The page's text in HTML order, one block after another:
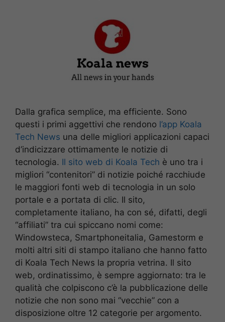
Dalla grafica semplice, ma efficiente. Sono
questi i primi aggettivi che rendono l’app Koala
Tech News una delle migliori applicazioni capaci
d’indicizzare ottimamente le notizie di
tecnologia. Il sito web di Koala Tech è uno tra i
migliori “contenitori” di notizie poiché racchiude
le maggiori fonti web di tecnologia in un solo
portale e a portata di clic. Il sito,
completamente italiano, ha con sé, difatti, degli
“affiliati” tra cui spiccano nomi come:
Windowsteca, Smartphoneitalia, Gamestorm e
molti altri siti di stampo italiano che hanno fatto
di Koala Tech News la propria vetrina. Il sito
web, ordinatissimo, è sempre aggiornato: tra le
qualità che colpiscono c’è la pubblicazione delle
notizie che non sono mai “vecchie” con a
disposizione oltre 12 categorie per argomento.